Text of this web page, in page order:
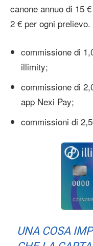
canone annuo di 15
2 € per ogni
commissione di
illimity;
commissione di
app Nexi Pay;
commissioni di
UNA COSA